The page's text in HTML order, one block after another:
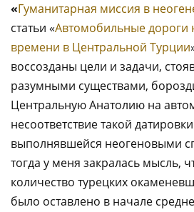
«Гуманитарная миссия в
статьи «Автомобильные дороги
времени в Центральной Турции
воссозданы цели и задачи,
разумными существами,
Центральную Анатолию на
несоответствие такой
выполнявшейся неогеновыми
тогда у меня закралась мысль,
количество турецких
было оставлено в начале